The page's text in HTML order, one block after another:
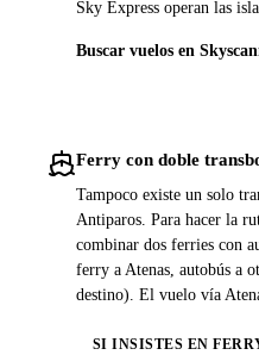
Sky Express operan las
Buscar vuelos en
Ferry con doble
Tampoco existe un solo
Antiparos. Para hacer la
combinar dos ferries con
ferry a Atenas, autobús a
destino). El vuelo vía
SI INSISTES EN